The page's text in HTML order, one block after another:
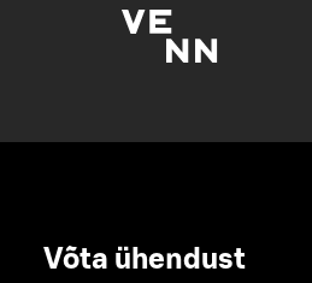
Võta ühendust